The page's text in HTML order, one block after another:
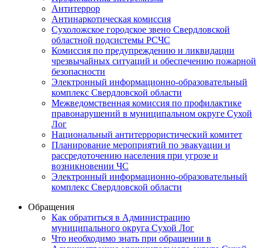
Антитеррор
Антинаркотическая комиссия
Сухоложское городское звено Свердловской
областной подсистемы РСЧС
Комиссия по предупреждению и ликвидации
чрезвычайных ситуаций и обеспечению пожарной
безопасности
Электронный информационно-образовательный
комплекс Cвердловской области
Межведомственная комиссия по профилактике
правонарушений в муниципальном округе Сухой
Лог
Национальный антитеррористический комитет
Планирование мероприятий по эвакуации и
рассредоточению населения при угрозе и
возникновении ЧС
Электронный информационно-образовательный
комплекс Свердловской области
Обращения
Как обратиться в Администрацию
муниципального округа Сухой Лог
Что необходимо знать при обращении в